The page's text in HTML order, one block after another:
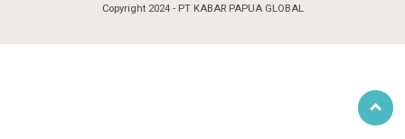
Copyright 2024 - PT KABAR PAPUA GLOBAL